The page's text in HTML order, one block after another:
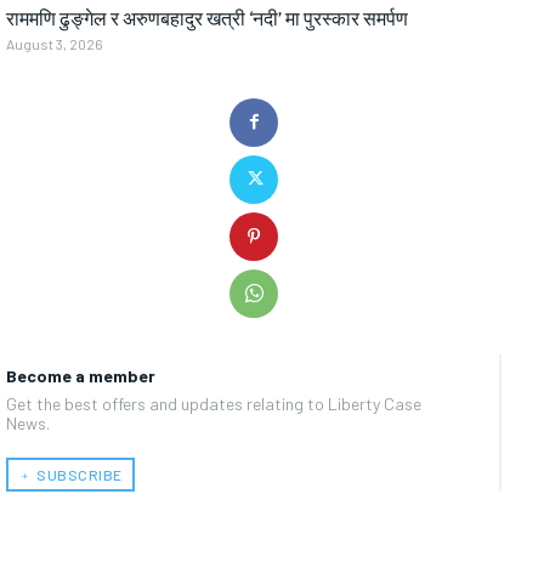
Become a member
Get the best offers and updates relating to Liberty Case
News.
﹢ SUBSCRIBE
राममणि ढुङ्गेल र अरुणबहादुर खत्री ‘नदी’ मा पुरस्कार समर्पण
August 3, 2026